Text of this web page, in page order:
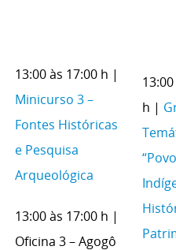
13:00 às 17:00 h |
Minicurso 3 –
Fontes Históricas
e Pesquisa
Arqueológica
13:00 às 17:00 h |
Oficina 3 – Agogô
h |